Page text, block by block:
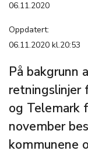
06.11.2020
Oppdatert:
06.11.2020 kl.20:53
På bakgrunn
retningslinjer
og Telemark
november
kommunene